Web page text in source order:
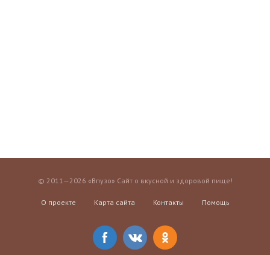
© 2011—2026 «Впузо» Сайт о вкусной и здоровой пище!
О проекте Карта сайта Контакты Помощь